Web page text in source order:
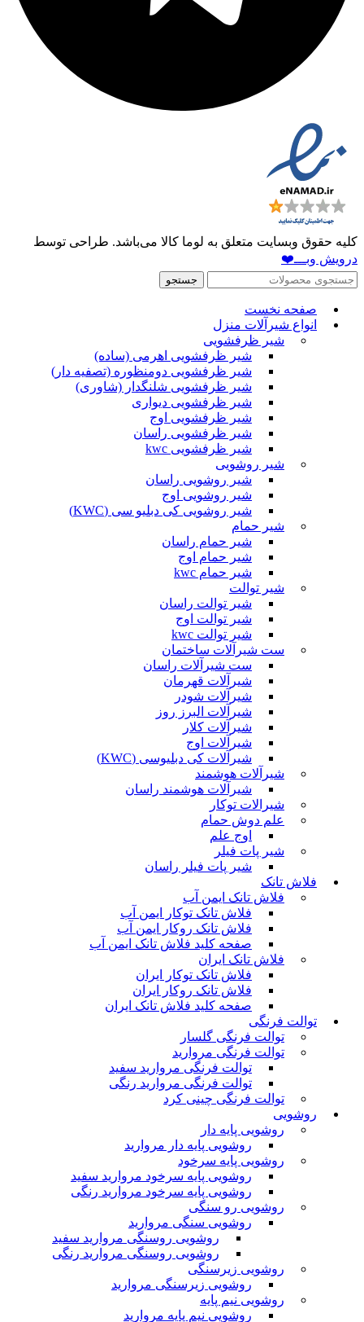
کلیه حقوق وبسایت متعلق به لوما کالا می‌باشد. طراحی توسط
درویش وبـــ❤️
جستجو
صفحه نخست
انواع شیرآلات منزل
شیر ظرفشویی
شیر ظرفشویی اهرمی (ساده)
شیر ظرفشویی دومنظوره (تصفیه دار)
شیر ظرفشویی شلنگدار (شاوری)
شیر ظرفشویی دیواری
شیر ظرفشویی اوج
شیر ظرفشویی راسان
شیر ظرفشویی kwc
شیر روشویی
شیر روشویی راسان
شیر روشویی اوج
شیر روشویی کی دبلیو سی (KWC)
شیر حمام
شیر حمام راسان
شیر حمام اوج
شیر حمام kwc
شیر توالت
شیر توالت راسان
شیر توالت اوج
شیر توالت kwc
ست شیرآلات ساختمان
ست شیرآلات راسان
شیرآلات قهرمان
شیرآلات شودر
شیرآلات البرز روز
شیرآلات کلار
شیرآلات اوج
شیرآلات کی دبلیوسی (KWC)
شیرآلات هوشمند
شیرآلات هوشمند راسان
شیرالات توکار
علم دوش حمام
اوج علم
شیر پات فیلر
شیر پات فیلر راسان
فلاش تانک
فلاش تانک ایمن آب
فلاش تانک توکار ایمن آب
فلاش تانک روکار ایمن آب
صفحه کلید فلاش تانک ایمن آب
فلاش تانک ایران
فلاش تانک توکار ایران
فلاش تانک روکار ایران
صفحه کلید فلاش تانک ایران
توالت فرنگی
توالت فرنگی گلسار
توالت فرنگی مروارید
توالت فرنگی مروارید سفید
توالت فرنگی مروارید رنگی
توالت فرنگی چینی کرد
روشویی
روشویی پایه دار
روشویی پایه دار مروارید
روشویی پایه سرخود
روشویی پایه سرخود مروارید سفید
روشویی پایه سرخود مروارید رنگی
روشویی رو سنگی
روشویی سنگی مروارید
روشویی روسنگی مروارید سفید
روشویی روسنگی مروارید رنگی
روشویی زیرسنگی
روشویی زیرسنگی مروارید
روشویی نیم پایه
روشویی نیم پایه مروارید